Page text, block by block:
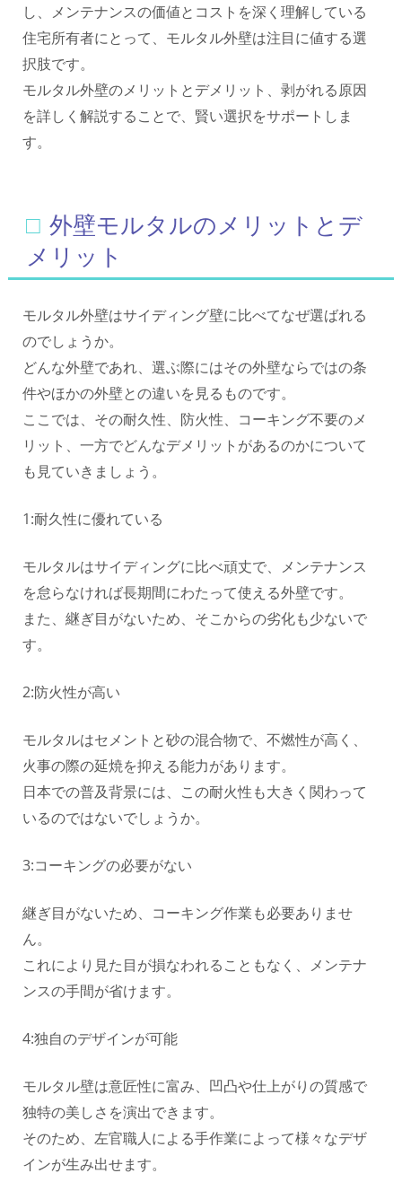
し、メンテナンスの価値とコストを深く理解している
住宅所有者にとって、モルタル外壁は注目に値する選
択肢です。
モルタル外壁のメリットとデメリット、剥がれる原因
を詳しく解説することで、賢い選択をサポートしま
す。
□外壁モルタルのメリットとデ
メリット
モルタル外壁はサイディング壁に比べてなぜ選ばれる
のでしょうか。
どんな外壁であれ、選ぶ際にはその外壁ならではの条
件やほかの外壁との違いを見るものです。
ここでは、その耐久性、防火性、コーキング不要のメ
リット、一方でどんなデメリットがあるのかについて
も見ていきましょう。
1:耐久性に優れている
モルタルはサイディングに比べ頑丈で、メンテナンス
を怠らなければ長期間にわたって使える外壁です。
また、継ぎ目がないため、そこからの劣化も少ないで
す。
2:防火性が高い
モルタルはセメントと砂の混合物で、不燃性が高く、
火事の際の延焼を抑える能力があります。
日本での普及背景には、この耐火性も大きく関わって
いるのではないでしょうか。
3:コーキングの必要がない
継ぎ目がないため、コーキング作業も必要ありませ
ん。
これにより見た目が損なわれることもなく、メンテナ
ンスの手間が省けます。
4:独自のデザインが可能
モルタル壁は意匠性に富み、凹凸や仕上がりの質感で
独特の美しさを演出できます。
そのため、左官職人による手作業によって様々なデザ
インが生み出せます。